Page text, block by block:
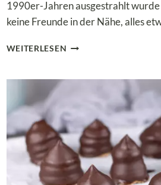
1990er-Jahren ausgestrahlt
keine Freunde in der Nähe, alles
WEITERLESEN LOW
TÖRTCHEN
KLASSIKER
IM
NEUEN
GEWAND!